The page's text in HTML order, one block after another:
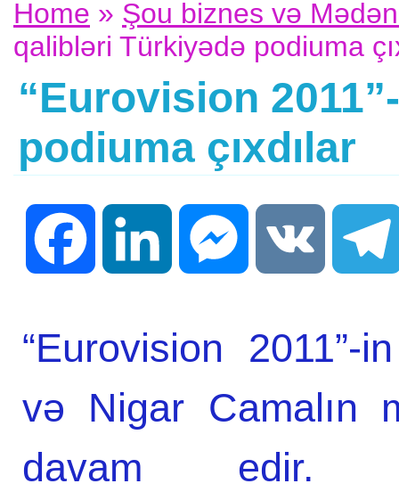
Home » Şou biznes və
qalibləri Türkiyədə podiuma
“Eurovision
podiuma çıxdılar
Facebook LinkedIn Messenger VK
“Eurovision 2011”-
və Nigar Camalın
davam edir.